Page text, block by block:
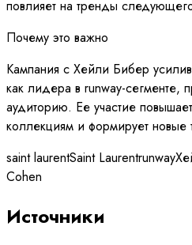
повлияет на тренды
Почему это важно
Кампания с Хейли Бибер
как лидера в runway-сегменте,
аудиторию. Ее участие
коллекциям и формирует
saint laurentSaint Laurentrunway
Cohen
Источники